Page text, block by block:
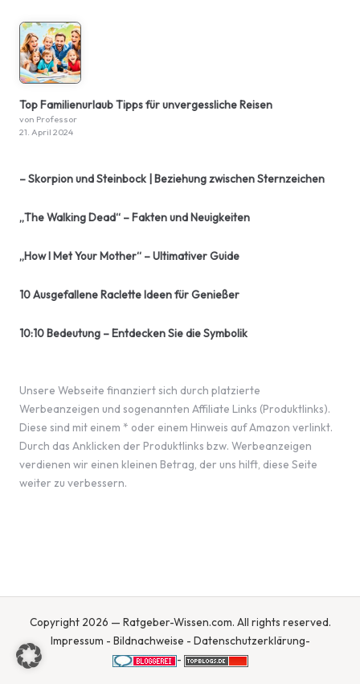
Top Familienurlaub Tipps für unvergessliche Reisen
von Professor
21. April 2024
– Skorpion und Steinbock | Beziehung zwischen Sternzeichen
„The Walking Dead“ – Fakten und Neuigkeiten
„How I Met Your Mother“ – Ultimativer Guide
10 Ausgefallene Raclette Ideen für Genießer
10:10 Bedeutung – Entdecken Sie die Symbolik
Unsere Webseite finanziert sich durch platzierte
Werbeanzeigen und sogenannten Affiliate Links (Produktlinks).
Diese sind mit einem * oder einem Hinweis auf Amazon verlinkt.
Durch das Anklicken der Produktlinks bzw. Werbeanzeigen
verdienen wir einen kleinen Betrag, der uns hilft, diese Seite
weiter zu verbessern.
Copyright 2026 — Ratgeber-Wissen.com. All rights reserved.
Impressum - Bildnachweise - Datenschutzerklärung-
-